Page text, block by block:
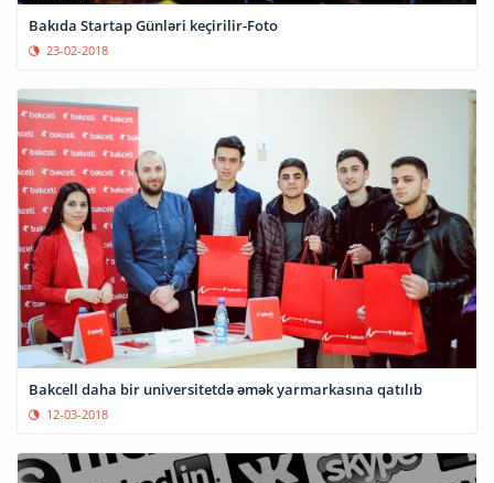
Bakıda Startap Günləri keçirilir-Foto
23-02-2018
Bakcell daha bir universitetdə əmək yarmarkasına qatılıb
12-03-2018